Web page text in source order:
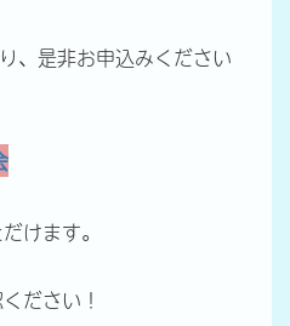
、是非お申込みください
けます。
ださい！